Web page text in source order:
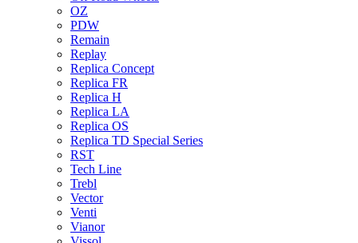
OZ
PDW
Remain
Replay
Replica Concept
Replica FR
Replica H
Replica LA
Replica OS
Replica TD Special Series
RST
Tech Line
Trebl
Vector
Venti
Vianor